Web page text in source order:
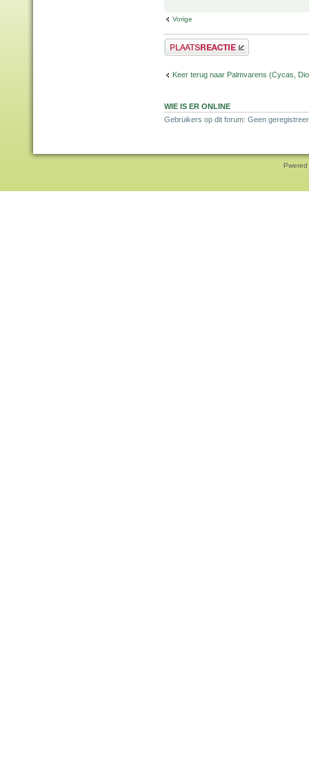
Vorige
Plaats een reactie
Keer terug naar Palmvarens (Cycas,
WIE IS ER ONLINE
Gebruikers op dit forum: Geen